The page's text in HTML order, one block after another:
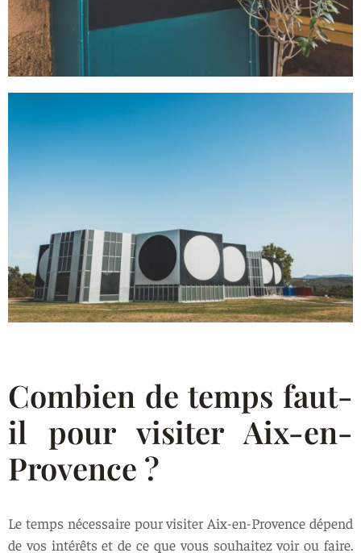
Combien de temps faut-
il pour visiter Aix-en-
Provence ?
Le temps nécessaire pour visiter Aix-en-Provence dépend
de vos intérêts et de ce que vous souhaitez voir ou faire.